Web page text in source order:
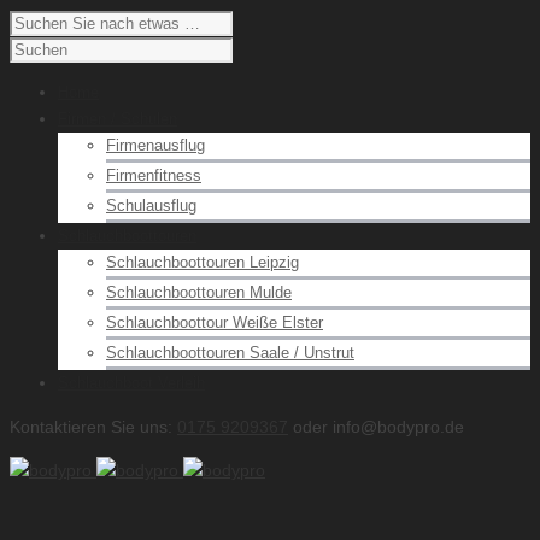
Firmenausflug
Firmenfitness
Schulausflug
Schlauchboottouren Leipzig
Schlauchboottouren Mulde
Schlauchboottour Weiße Elster
Schlauchboottouren Saale / Unstrut
Kontaktieren Sie uns: oder info@bodypro.de